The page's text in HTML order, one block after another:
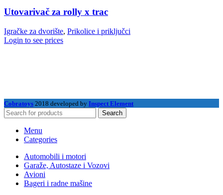
Utovarivač za rolly x trac
Igračke za dvorište, Prikolice i priključci
Login to see prices
Cobratoys 2018 developed by Inspect Element
Search
Menu
Categories
Automobili i motori
Garaže, Autostaze i Vozovi
Avioni
Bageri i radne mašine